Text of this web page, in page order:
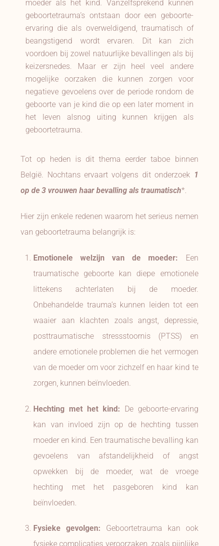
moeder als het kind. Vanzelfsprekend kunnen
geboortetrauma’s ontstaan door een geboorte-
ervaring die als overweldigend, traumatisch of
beangstigend wordt ervaren. Dit kan zich
voordoen bij zowel natuurlijke bevallingen als bij
keizersnedes. Maar er zijn heel veel andere
mogelijke oorzaken die kunnen zorgen voor
negatieve gevoelens over de periode rondom de
geboorte van je kind die op een later moment in
het leven alsnog uiting kunnen krijgen als
geboortetrauma.
Tot op heden is dit thema eerder taboe binnen
België. Nochtans ervaart volgens dit onderzoek 1
op de 3 vrouwen haar bevalling als traumatisch*.
Hier zijn enkele redenen waarom het serieus nemen
van geboortetrauma belangrijk is:
Emotionele welzijn van de moeder: Een
traumatische geboorte kan diepe emotionele
littekens achterlaten bij de moeder.
Onbehandelde trauma’s kunnen leiden tot een
waaier aan klachten zoals angst, depressie,
posttraumatische stressstoornis (PTSS) en
andere emotionele problemen die het vermogen
van de moeder om voor zichzelf en haar kind te
zorgen, kunnen beïnvloeden.
Hechting met het kind: De geboorte-ervaring
kan van invloed zijn op de hechting tussen
moeder en kind. Een traumatische bevalling kan
gevoelens van afstandelijkheid of angst
opwekken bij de moeder, wat de vroege
hechting met het pasgeboren kind kan
beïnvloeden.
Fysieke gevolgen: Geboortetrauma kan ook
fysieke complicaties veroorzaken, zoals pijnlijke